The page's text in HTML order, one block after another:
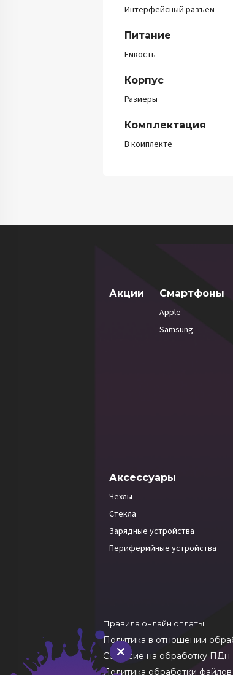
Интерфейсный разъем
Питание
Емкость
Корпус
Размеры
Комплектация
В комплекте
Акции Смартфоны
Apple
Samsung
Аксессуары
Чехлы
Стекла
Зарядные устройства
Периферийные устройства
Правила онлайн оплаты
Политика в отношении
Согласие на обработку ПДн
Политика обработки